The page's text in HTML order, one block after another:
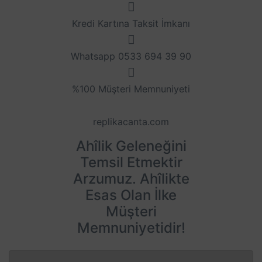
Kredi Kartına Taksit İmkanı
Whatsapp 0533 694 39 90
%100 Müşteri Memnuniyeti
replikacanta.com
Ahîlik Geleneğini
Temsil Etmektir
Arzumuz. Ahîlikte
Esas Olan İlke
Müşteri
Memnuniyetidir!